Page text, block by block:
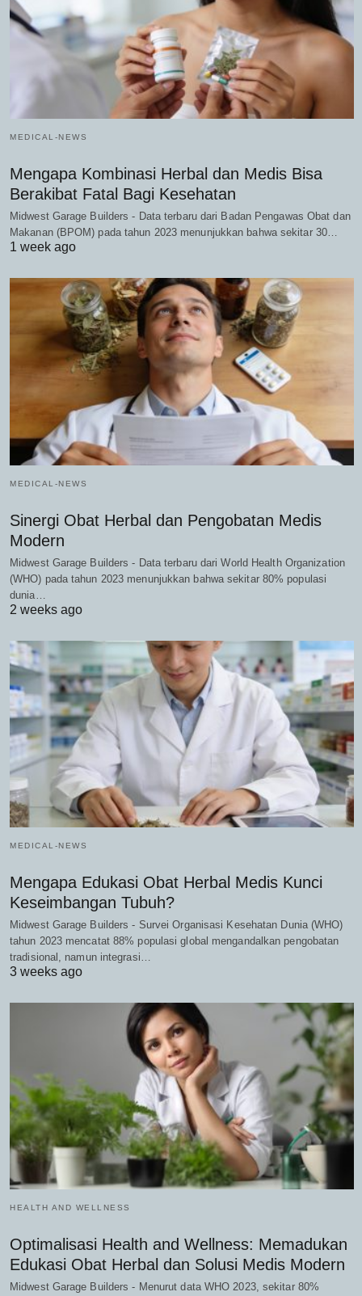
MEDICAL-NEWS
Mengapa Kombinasi Herbal dan Medis Bisa
Berakibat Fatal Bagi Kesehatan
Midwest Garage Builders - Data terbaru dari Badan Pengawas Obat dan
Makanan (BPOM) pada tahun 2023 menunjukkan bahwa sekitar 30…
1 week ago
MEDICAL-NEWS
Sinergi Obat Herbal dan Pengobatan Medis
Modern
Midwest Garage Builders - Data terbaru dari World Health Organization
(WHO) pada tahun 2023 menunjukkan bahwa sekitar 80% populasi
dunia…
2 weeks ago
MEDICAL-NEWS
Mengapa Edukasi Obat Herbal Medis Kunci
Keseimbangan Tubuh?
Midwest Garage Builders - Survei Organisasi Kesehatan Dunia (WHO)
tahun 2023 mencatat 88% populasi global mengandalkan pengobatan
tradisional, namun integrasi…
3 weeks ago
HEALTH AND WELLNESS
Optimalisasi Health and Wellness: Memadukan
Edukasi Obat Herbal dan Solusi Medis Modern
Midwest Garage Builders - Menurut data WHO 2023, sekitar 80%